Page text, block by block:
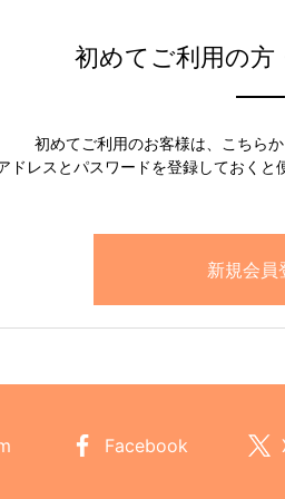
初めてご利用の方
初めてご利用のお客様は、こちら
ドレスとパスワードを登録しておく
Facebook